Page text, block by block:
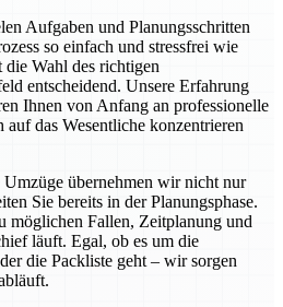
Aufgaben und Planungsschritten
so einfach und stressfrei wie
Wahl des richtigen
entscheidend. Unsere Erfahrung
Ihnen von Anfang an professionelle
das Wesentliche konzentrieren
übernehmen wir nicht nur
Sie bereits in der Planungsphase.
möglichen Fallen, Zeitplanung und
läuft. Egal, ob es um die
die Packliste geht – wir sorgen